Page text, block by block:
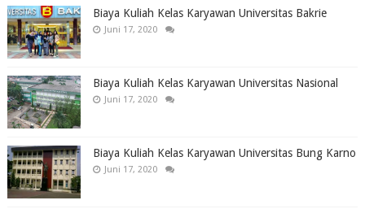
Biaya Kuliah Kelas Karyawan Universitas Bakrie
Juni 17, 2020
Biaya Kuliah Kelas Karyawan Universitas Nasional
Juni 17, 2020
Biaya Kuliah Kelas Karyawan Universitas Bung Karno
Juni 17, 2020